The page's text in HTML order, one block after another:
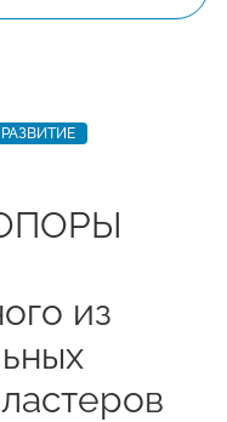
из